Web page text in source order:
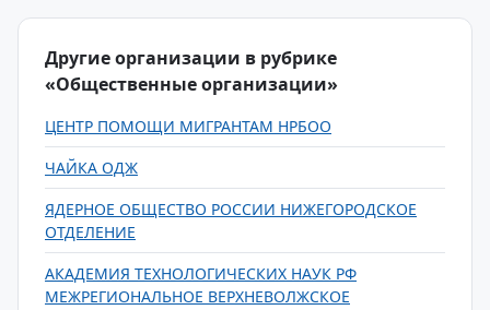
Другие организации в рубрике
«Общественные организации»
ЦЕНТР ПОМОЩИ МИГРАНТАМ НРБОО
ЧАЙКА ОДЖ
ЯДЕРНОЕ ОБЩЕСТВО РОССИИ НИЖЕГОРОДСКОЕ
ОТДЕЛЕНИЕ
АКАДЕМИЯ ТЕХНОЛОГИЧЕСКИХ НАУК РФ
МЕЖРЕГИОНАЛЬНОЕ ВЕРХНЕВОЛЖСКОЕ